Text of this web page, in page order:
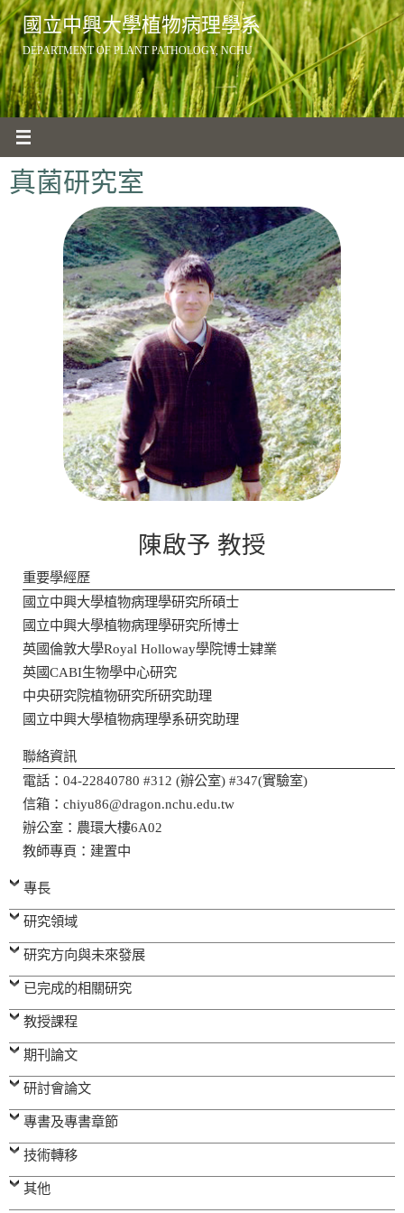
Skip
to
content
國立中興大學植物病理學系
DEPARTMENT OF PLANT PATHOLOGY, NCHU
真菌研究室
陳啟予 教授
重要學經歷
國立中興大學植物病理學研究所碩士
國立中興大學植物病理學研究所博士
英國倫敦大學Royal Holloway學院博士肄業
英國CABI生物學中心研究
中央研究院植物研究所研究助理
國立中興大學植物病理學系研究助理
聯絡資訊
電話：04-22840780 #312 (辦公室) #347(實驗室)
信箱：chiyu86@dragon.nchu.edu.tw
辦公室：農環大樓6A02
教師專頁：建置中
專長
研究領域
研究方向與未來發展
已完成的相關研究
教授課程
期刊論文
研討會論文
專書及專書章節
技術轉移
其他